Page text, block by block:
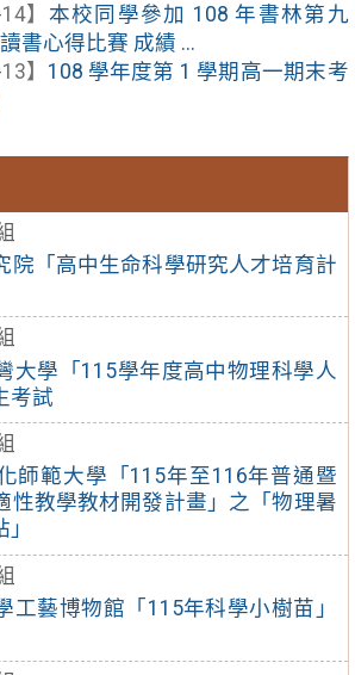
院「高中生命科學研究人才培育計
大學「115學年度高中物理科學人
考試
師範大學「115年至116年普通暨
性教學教材開發計畫」之「物理暑
工藝博物館「115年科學小樹苗」
】 本校同學參加 108 年書林第九
書心得比賽 成績 ...
】 108 學年度第 1 學期高一期末考